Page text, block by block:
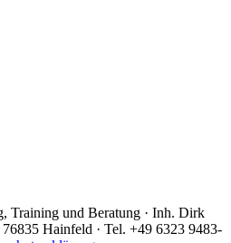
Training und Beratung · Inh. Dirk
76835 Hainfeld · Tel. +49 6323 9483-